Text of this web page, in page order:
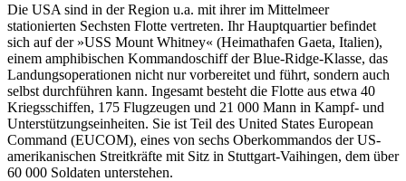
Die USA sind in der Region u.a. mit ihrer im Mittelmeer
stationierten Sechsten Flotte vertreten. Ihr Hauptquartier befindet
sich auf der »USS Mount Whitney« (Heimathafen Gaeta, Italien),
einem amphibischen Kommandoschiff der Blue-Ridge-Klasse, das
Landungsoperationen nicht nur vorbereitet und führt, sondern auch
selbst durchführen kann. Ingesamt besteht die Flotte aus etwa 40
Kriegsschiffen, 175 Flugzeugen und 21 000 Mann in Kampf- und
Unterstützungseinheiten. Sie ist Teil des United States European
Command (EUCOM), eines von sechs Oberkommandos der US-
amerikanischen Streitkräfte mit Sitz in Stuttgart-Vaihingen, dem über
60 000 Soldaten unterstehen.